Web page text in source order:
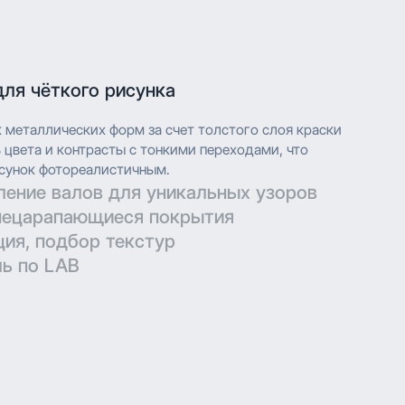
чёткого рисунка
металлических форм за счет толстого слоя краски
и контрасты с тонкими переходами, что
фотореалистичным.
валов для уникальных узоров
параметров для гравировки позволяют
дизайн при печати.
покрытия
поверхности с дополнительной защитой
подбор текстур
печати с высоким разрешением, что
по LAB